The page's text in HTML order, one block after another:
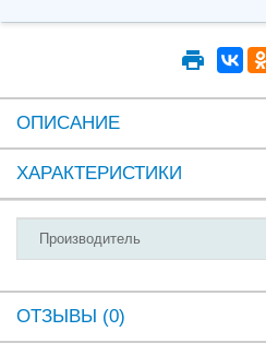
ОПИСАНИЕ
ХАРАКТЕРИСТИКИ
Производитель
ОТЗЫВЫ (0)